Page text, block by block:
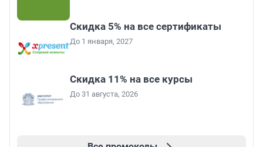
Скидка 5% на все сертификаты
До 1 января, 2027
Скидка 11% на все курсы
До 31 августа, 2026